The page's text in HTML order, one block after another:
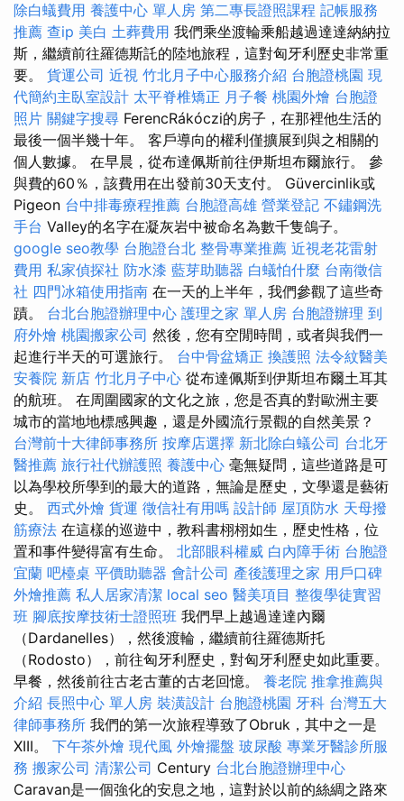
除白蟻費用 養護中心 單人房 第二專長證照課程 記帳服務
推薦 查ip 美白 土葬費用 我們乘坐渡輪乘船越過達達納納拉
斯，繼續前往羅德斯託的陸地旅程，這對匈牙利歷史非常重
要。 貨運公司 近視 竹北月子中心服務介紹 台胞證桃園 現
代簡約主臥室設計 太平脊椎矯正 月子餐 桃園外燴 台胞證
照片 關鍵字搜尋 FerencRákóczi的房子，在那裡他生活的
最後一個半幾十年。 客戶導向的權利僅擴展到與之相關的
個人數據。 在早晨，從布達佩斯前往伊斯坦布爾旅行。 參
與費的60％，該費用在出發前30天支付。 Güvercinlik或
Pigeon 台中排毒療程推薦 台胞證高雄 營業登記 不鏽鋼洗
手台 Valley的名字在凝灰岩中被命名為數千隻鴿子。
google seo教學 台胞證台北 整骨專業推薦 近視老花雷射
費用 私家偵探社 防水漆 藍芽助聽器 白蟻怕什麼 台南徵信
社 四門冰箱使用指南 在一天的上半年，我們參觀了這些奇
蹟。 台北台胞證辦理中心 護理之家 單人房 台胞證辦理 到
府外燴 桃園搬家公司 然後，您有空閒時間，或者與我們一
起進行半天的可選旅行。 台中骨盆矯正 換護照 法令紋醫美
安養院 新店 竹北月子中心 從布達佩斯到伊斯坦布爾土耳其
的航班。 在周圍國家的文化之旅，您是否真的對歐洲主要
城市的當地地標感興趣，還是外國流行景觀的自然美景？
台灣前十大律師事務所 按摩店選擇 新北除白蟻公司 台北牙
醫推薦 旅行社代辦護照 養護中心 毫無疑問，這些道路是可
以為學校所學到的最大的道路，無論是歷史，文學還是藝術
史。 西式外燴 貨運 徵信社有用嗎 設計師 屋頂防水 天母撥
筋療法 在這樣的巡遊中，教科書栩栩如生，歷史性格，位
置和事件變得富有生命。 北部眼科權威 白內障手術 台胞證
宜蘭 吧檯桌 平價助聽器 會計公司 產後護理之家 用戶口碑
外燴推薦 私人居家清潔 local seo 醫美項目 整復學徒實習
班 腳底按摩技術士證照班 我們早上越過達達內爾
（Dardanelles），然後渡輪，繼續前往羅德斯托
（Rodosto），前往匈牙利歷史，對匈牙利歷史如此重要。
早餐，然後前往古老古董的古老回憶。 養老院 推拿推薦與
介紹 長照中心 單人房 裝潢設計 台胞證桃園 牙科 台灣五大
律師事務所 我們的第一次旅程導致了Obruk，其中之一是
XIII。 下午茶外燴 現代風 外燴擺盤 玻尿酸 專業牙醫診所服
務 搬家公司 清潔公司 Century 台北台胞證辦理中心
Caravan是一個強化的安息之地，這對於以前的絲綢之路來